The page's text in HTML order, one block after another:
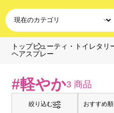
トップビューティ・トイレタリ
ヘアスプレー
#軽やか3 商品
絞り込む